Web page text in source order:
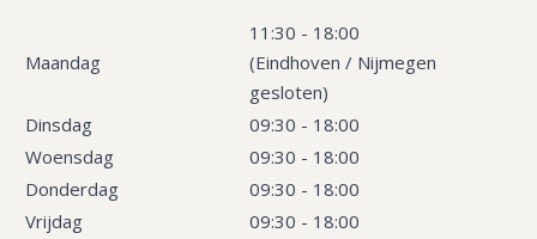
Maandag
11:30 - 18:00
(Eindhoven / Nijmegen
gesloten)
Dinsdag
09:30 - 18:00
Woensdag
09:30 - 18:00
Donderdag
09:30 - 18:00
Vrijdag
09:30 - 18:00